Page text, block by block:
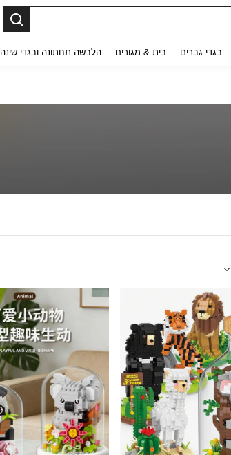
בגדי גברים בית & מגורים הלבשה תחתונה ובגדי שינה